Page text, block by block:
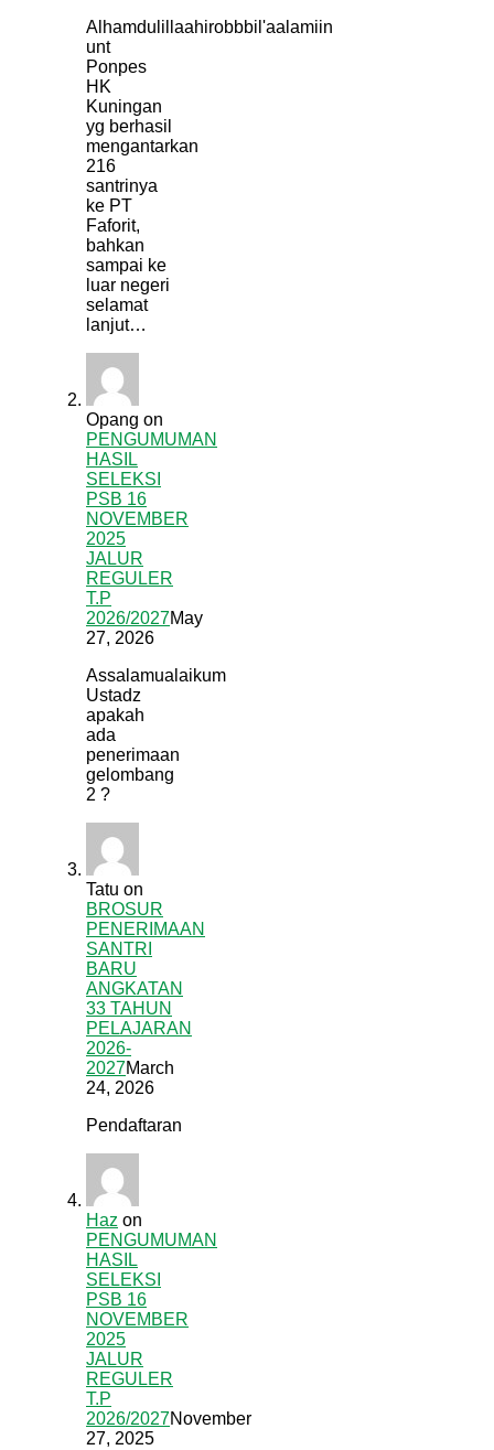
Alhamdulillaahirobbbil'aalamiin
unt
Ponpes
HK
Kuningan
yg berhasil
mengantarkan
216
santrinya
ke PT
Faforit,
bahkan
sampai ke
luar negeri
selamat
lanjut…
Opang on
PENGUMUMAN
HASIL
SELEKSI
PSB 16
NOVEMBER
2025
JALUR
REGULER
T.P
2026/2027May
27, 2026
Assalamualaikum
Ustadz
apakah
ada
penerimaan
gelombang
2 ?
Tatu on
BROSUR
PENERIMAAN
SANTRI
BARU
ANGKATAN
33 TAHUN
PELAJARAN
2026-
2027March
24, 2026
Pendaftaran
Haz on
PENGUMUMAN
HASIL
SELEKSI
PSB 16
NOVEMBER
2025
JALUR
REGULER
T.P
2026/2027November
27, 2025